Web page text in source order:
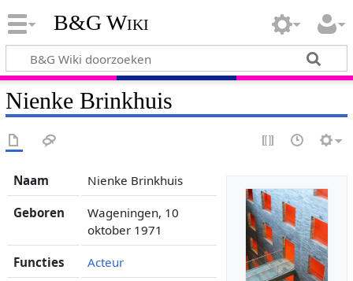
B&G Wiki
Nienke Brinkhuis
Naam Nienke Brinkhuis
Geboren
Wageningen, 10
oktober 1971
Functies Acteur